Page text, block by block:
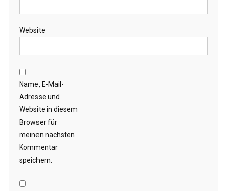
Website
Name, E-Mail-
Adresse und
Website in diesem
Browser für
meinen nächsten
Kommentar
speichern.